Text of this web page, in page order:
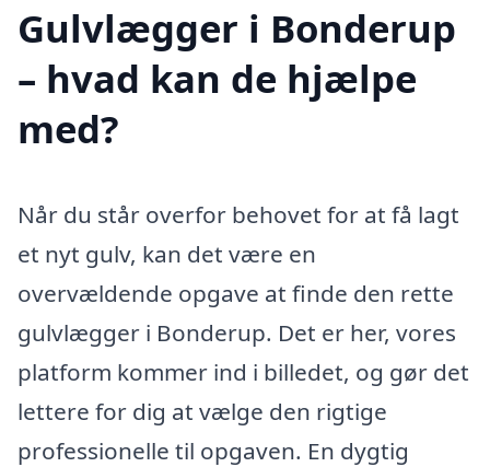
Gulvlægger i Bonderup
– hvad kan de hjælpe
med?
Når du står overfor behovet for at få lagt
et nyt gulv, kan det være en
overvældende opgave at finde den rette
gulvlægger i Bonderup. Det er her, vores
platform kommer ind i billedet, og gør det
lettere for dig at vælge den rigtige
professionelle til opgaven. En dygtig